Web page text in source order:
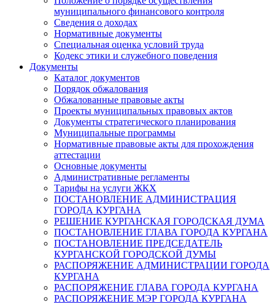
муниципального финансового контроля
Сведения о доходах
Нормативные документы
Специальная оценка условий труда
Кодекс этики и служебного поведения
Документы
Каталог документов
Порядок обжалования
Обжалованные правовые акты
Проекты муниципальных правовых актов
Документы стратегического планирования
Муниципальные программы
Нормативные правовые акты для прохождения
аттестации
Основные документы
Административные регламенты
Тарифы на услуги ЖКХ
ПОСТАНОВЛЕНИЕ АДМИНИСТРАЦИЯ
ГОРОДА КУРГАНА
РЕШЕНИЕ КУРГАНСКАЯ ГОРОДСКАЯ ДУМА
ПОСТАНОВЛЕНИЕ ГЛАВА ГОРОДА КУРГАНА
ПОСТАНОВЛЕНИЕ ПРЕДСЕДАТЕЛЬ
КУРГАНСКОЙ ГОРОДСКОЙ ДУМЫ
РАСПОРЯЖЕНИЕ АДМИНИСТРАЦИИ ГОРОДА
КУРГАНА
РАСПОРЯЖЕНИЕ ГЛАВА ГОРОДА КУРГАНА
РАСПОРЯЖЕНИЕ МЭР ГОРОДА КУРГАНА